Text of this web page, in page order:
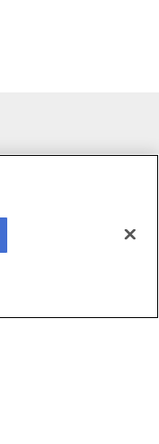
ご検討の方へ